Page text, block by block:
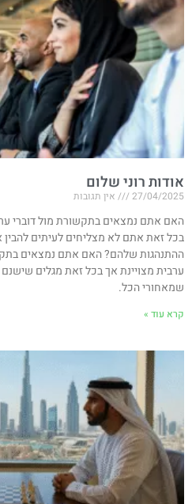
אודות רוני שלום
27/04/2025 אין תגובות
האם אתם נמצאים בתקשורת מול דוברי
בכל זאת אתם לא מצליחים לעיתים להבין
ההתנהגות שלהם? האם אתם נמצאים
ערבית מצויינת אך בכל זאת מגלים
שמאחורי הכל.
קרא עוד »